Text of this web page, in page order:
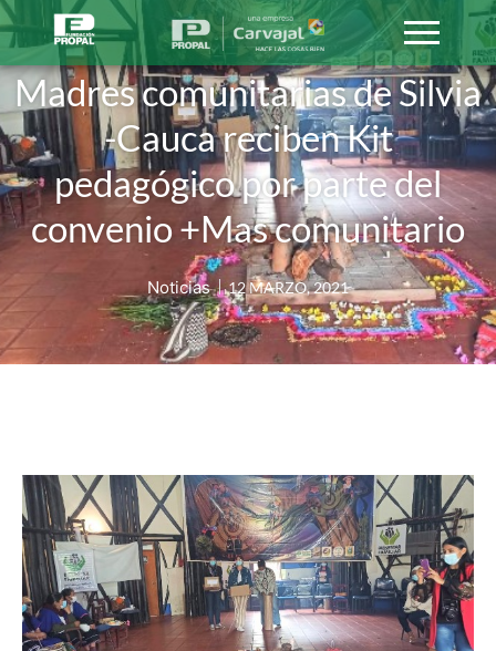
Madres comunitarias de Silvia
-Cauca reciben Kit
pedagógico por parte del
convenio +Mas comunitario
Noticias 12 MARZO, 2021